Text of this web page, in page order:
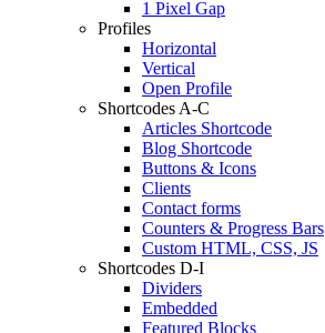
1 Pixel Gap
Profiles
Horizontal
Vertical
Open Profile
Shortcodes A-C
Articles Shortcode
Blog Shortcode
Buttons & Icons
Clients
Contact forms
Counters & Progress Bars
Custom HTML, CSS, JS
Shortcodes D-I
Dividers
Embedded
Featured Blocks